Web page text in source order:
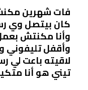
فات شهرين
كان بيتصل وي
وأنا مكنتش
وأقفل تليفوني
لاقيته باعت لي
تيني هو أنا